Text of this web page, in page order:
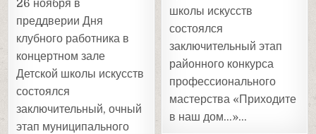
26 ноября в
преддверии Дня
клубного работника в
концертном зале
Детской школы искусств
состоялся
заключительный, очный
этап муниципального
школы искусств
состоялся
заключительный этап
районного конкурса
профессионального
мастерства «Приходите
в наш дом…»…